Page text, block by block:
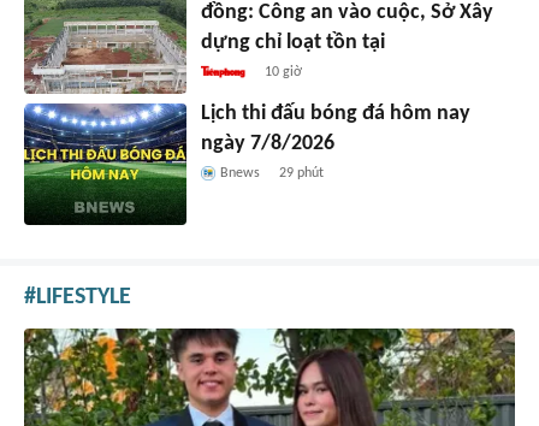
đồng: Công an vào cuộc, Sở Xây
dựng chỉ loạt tồn tại
10 giờ
Lịch thi đấu bóng đá hôm nay
ngày 7/8/2026
Bnews 29 phút
LIFESTYLE